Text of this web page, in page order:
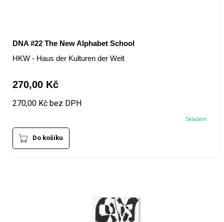
DNA #22 The New Alphabet School
HKW - Haus der Kulturen der Welt
270,00 Kč
270,00 Kč bez DPH
Skladem
Do košíku